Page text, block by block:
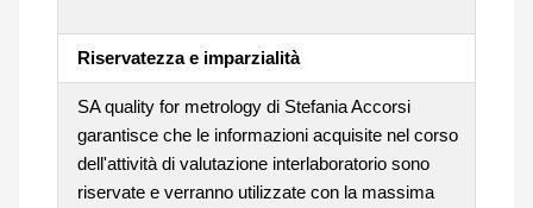
Riservatezza e imparzialità
SA quality for metrology di Stefania Accorsi
garantisce che le informazioni acquisite nel corso
dell'attività di valutazione interlaboratorio sono
riservate e verranno utilizzate con la massima